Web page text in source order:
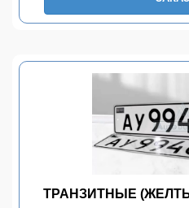
ТРАНЗИТНЫЕ